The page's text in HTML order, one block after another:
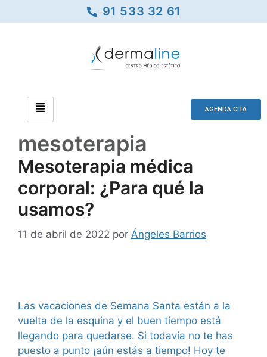
91 533 32 61
AGENDA CITA
mesoterapia
Mesoterapia médica
corporal: ¿Para qué la
usamos?
11 de abril de 2022 por Ángeles Barrios
Las vacaciones de Semana Santa están a la
vuelta de la esquina y el buen tiempo está
llegando para quedarse. Si todavía no te has
puesto a punto ¡aún estás a tiempo! Hoy te